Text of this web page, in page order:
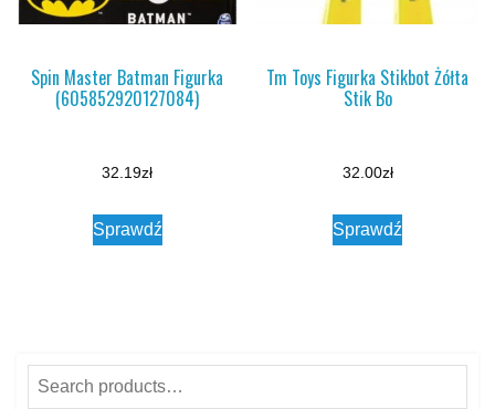
Spin Master Batman Figurka
(605852920127084)
32.19zł
Sprawdź
Tm Toys Figurka Stikbot Żółta
Stik Bo
32.00zł
Sprawdź
Search